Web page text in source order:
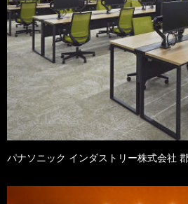
パナソニック インダストリー株式会社